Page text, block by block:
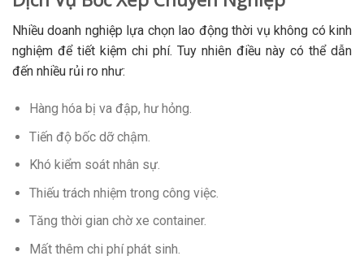
Nhiều doanh nghiệp lựa chọn lao động thời vụ không có kinh
nghiệm để tiết kiệm chi phí. Tuy nhiên điều này có thể dẫn
đến nhiều rủi ro như:
Hàng hóa bị va đập, hư hỏng.
Tiến độ bốc dỡ chậm.
Khó kiểm soát nhân sự.
Thiếu trách nhiệm trong công việc.
Tăng thời gian chờ xe container.
Mất thêm chi phí phát sinh.